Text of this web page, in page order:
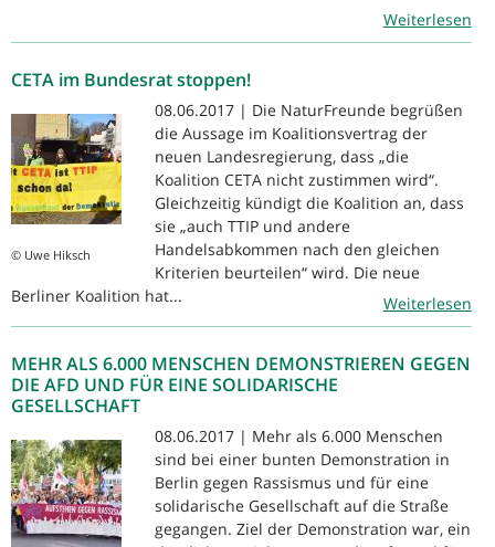
Weiterlesen
CETA im Bundesrat stoppen!
© Uwe Hiksch
08.06.2017 | Die NaturFreunde begrüßen
die Aussage im Koalitionsvertrag der
neuen Landesregierung, dass „die
Koalition CETA nicht zustimmen wird“.
Gleichzeitig kündigt die Koalition an, dass
sie „auch TTIP und andere
Handelsabkommen nach den gleichen
Kriterien beurteilen“ wird. Die neue
Berliner Koalition hat...
Weiterlesen
MEHR ALS 6.000 MENSCHEN DEMONSTRIEREN GEGEN
DIE AFD UND FÜR EINE SOLIDARISCHE
GESELLSCHAFT
08.06.2017 | Mehr als 6.000 Menschen
sind bei einer bunten Demonstration in
Berlin gegen Rassismus und für eine
solidarische Gesellschaft auf die Straße
gegangen. Ziel der Demonstration war, ein